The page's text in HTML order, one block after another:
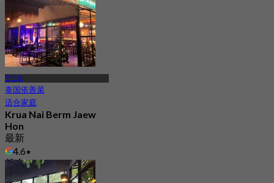
空三哇
泰国依善菜
适合家庭
Krua Nai Berm Jaew
Hon
最新
4.6
起฿ 499